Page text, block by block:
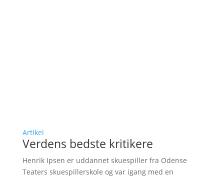
Artikel
Verdens bedste kritikere
Henrik Ipsen er uddannet skuespiller fra Odense
Teaters skuespillerskole og var igang med en